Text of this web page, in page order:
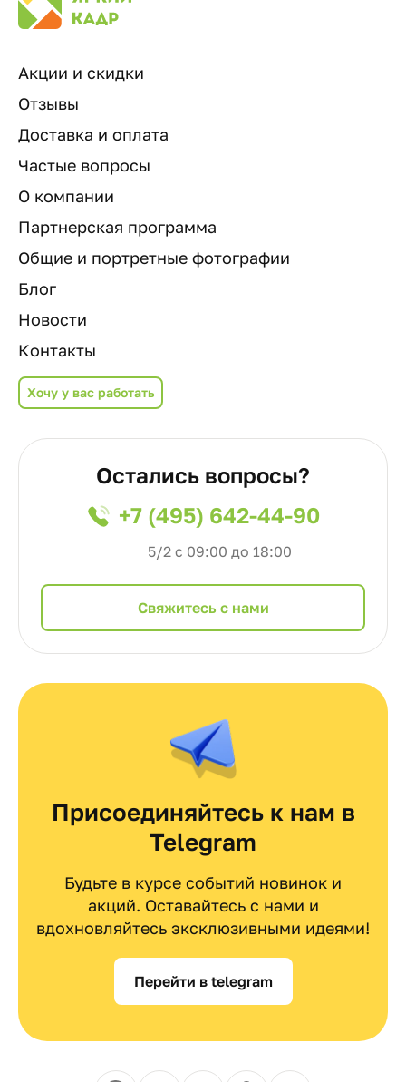
Акции и скидки
Отзывы
Доставка и оплата
Частые вопросы
О компании
Партнерская программа
Общие и портретные фотографии
Блог
Новости
Контакты
Хочу у вас работать
Остались вопросы?
+7 (495) 642-44-90
5/2 с 09:00 до 18:00
Cвяжитесь с нами
Присоединяйтесь к нам в
Telegram
Будьте в курсе событий новинок и
акций. Оставайтесь с нами и
вдохновляйтесь эксклюзивными идеями!
Перейти в telegram